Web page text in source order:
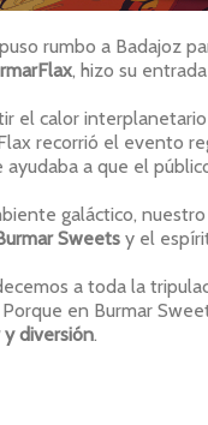
rumbo a Badajoz
, hizo su
el calor
recorrió el evento
a que el
galáctico,
Sweets y el
a toda la
en Burmar
y diversión.